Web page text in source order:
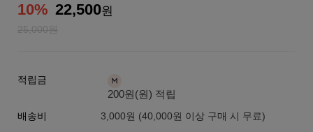
10% 22,500원
25,000원
적립금
200원(원) 적립
배송비 3,000원 (40,000원 이상 구매 시 무료)